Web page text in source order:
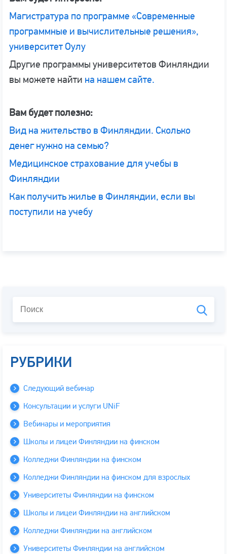
Магистратура по программе «Современные
программные и вычислительные решения»,
университет Оулу
Другие программы университетов Финляндии
вы можете найти на нашем сайте.
Вам будет полезно:
Вид на жительство в Финляндии. Сколько
денег нужно на семью?
Медицинское страхование для учебы в
Финляндии
Как получить жилье в Финляндии, если вы
поступили на учебу
РУБРИКИ
Следующий вебинар
Консультации и услуги UNiF
Вебинары и мероприятия
Школы и лицеи Финляндии на финском
Колледжи Финляндии на финском
Колледжи Финляндии на финском для взрослых
Университеты Финляндии на финском
Школы и лицеи Финляндии на английском
Колледжи Финляндии на английском
Университеты Финляндии на английском